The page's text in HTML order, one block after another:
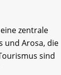
zentrale
und Arosa, die
sind